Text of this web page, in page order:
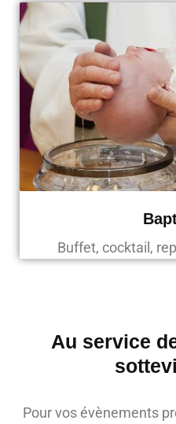
Buffet, cocktail,
Au service
Pour vos évènements